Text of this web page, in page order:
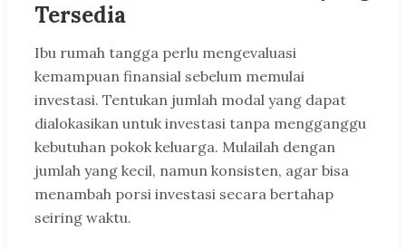
Tersedia
Ibu rumah tangga perlu mengevaluasi
kemampuan finansial sebelum memulai
investasi. Tentukan jumlah modal yang dapat
dialokasikan untuk investasi tanpa mengganggu
kebutuhan pokok keluarga. Mulailah dengan
jumlah yang kecil, namun konsisten, agar bisa
menambah porsi investasi secara bertahap
seiring waktu.